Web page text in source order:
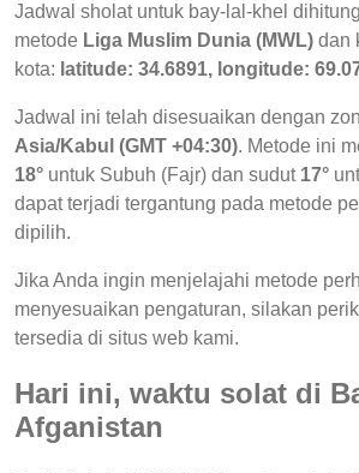
Jadwal sholat untuk bay-lal-khel
metode Liga Muslim Dunia (MWL) dan
kota: latitude: 34.6891, longitude:
Jadwal ini telah disesuaikan dengan
Asia/Kabul (GMT +04:30). Metode ini
18° untuk Subuh (Fajr) dan sudut 17°
dapat terjadi tergantung pada metode
dipilih.
Jika Anda ingin menjelajahi metode
menyesuaikan pengaturan, silakan
tersedia di situs web kami.
Hari ini, waktu solat di
Afganistan